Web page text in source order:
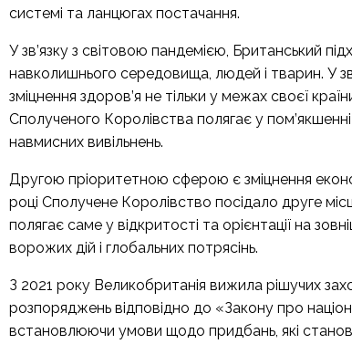
системі та ланцюгах постачання.
У зв’язку з світовою пандемією, Британський
навколишнього середовища, людей і тварин. У
зміцнення здоров’я не тільки у межах своєї
Сполученого Королівства полягає у
навмисних вивільнень.
Другою пріоритетною сферою є зміцнення
році Сполучене Королівство посідало друге
полягає саме у відкритості та орієнтації на
ворожих дій і глобальних потрясінь.
З 2021 року Великобританія вижила рішучих
розпоряджень відповідно до «Закону про
встановлюючи умови щодо придбань, які